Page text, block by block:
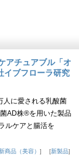
アチュアブル「オ
イブフローラ研究
人に愛される乳酸菌
AD株®を用いた製品
ルケアと腸活を
商品（美容） 新製品